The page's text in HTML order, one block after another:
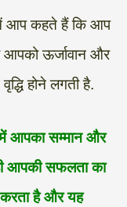
आप कहते हैं कि आप
आपको ऊर्जावान और
होने लगती है.
में आपका सम्मान और
आपकी सफलता का
करता है और यह